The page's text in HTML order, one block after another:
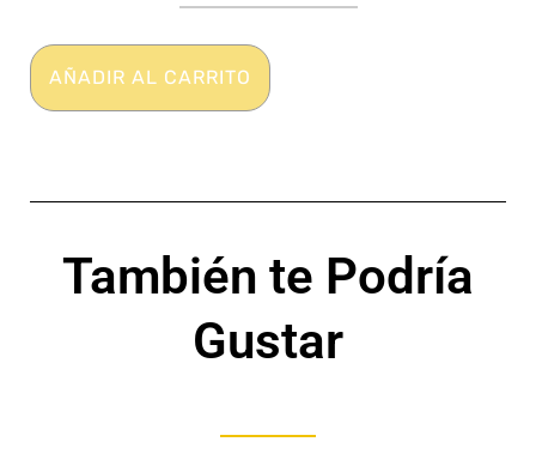
-
Translucido
AÑADIR AL CARRITO
También te Podría
Gustar